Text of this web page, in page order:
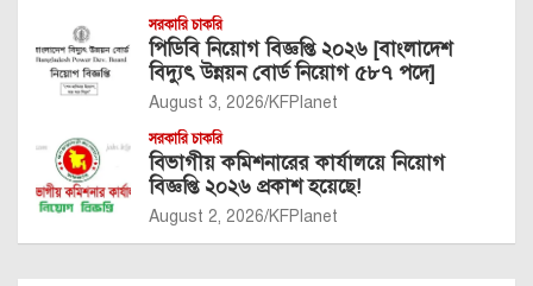
সরকারি চাকরি
পিডিবি নিয়োগ বিজ্ঞপ্তি ২০২৬ [বাংলাদেশ
বিদ্যুৎ উন্নয়ন বোর্ড নিয়োগ ৫৮৭ পদে]
August 3, 2026 KFPlanet
সরকারি চাকরি
বিভাগীয় কমিশনারের কার্যালয়ে নিয়োগ
বিজ্ঞপ্তি ২০২৬ প্রকাশ হয়েছে!
August 2, 2026 KFPlanet